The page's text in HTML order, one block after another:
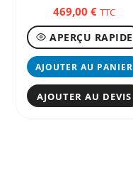
469,00€ TTC
APERÇU RAPIDE
AJOUTER AU PANIER
AJOUTER AU DEVIS